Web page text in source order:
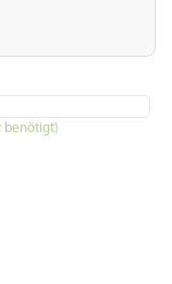
benötigt)